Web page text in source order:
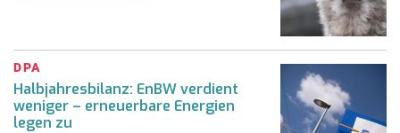
DPA
Halbjahresbilanz: EnBW verdient
weniger – erneuerbare Energien
legen zu